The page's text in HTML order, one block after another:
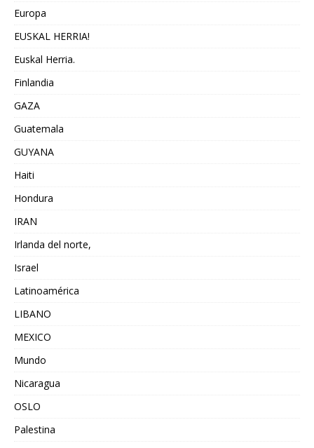
Europa
EUSKAL HERRIA!
Euskal Herria.
Finlandia
GAZA
Guatemala
GUYANA
Haiti
Hondura
IRAN
Irlanda del norte,
Israel
Latinoamérica
LIBANO
MEXICO
Mundo
Nicaragua
OSLO
Palestina